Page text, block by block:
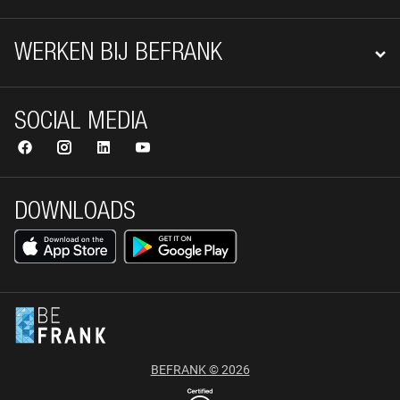
WERKEN BIJ BEFRANK
DOWNLOADS
SOCIAL MEDIA
BEFRANK © 2026